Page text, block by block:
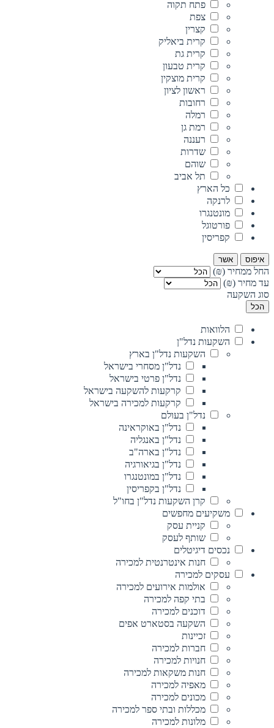
פתח תקוה
צפת
קצרין
קרית ביאליק
קרית גת
קרית טבעון
קרית מוצקין
ראשון לציון
רחובות
רמלה
רמת גן
רעננה
שדרות
שוהם
תל אביב
כל הארץ
לרנקה
מונטנגרו
פורטוגל
קפריסין
איפוס אשר
החל ממחיר (₪)
עד מחיר (₪)
סוג השקעה
הכל
הלוואות
השקעות נדל"ן
השקעות נדל"ן בארץ
נדל"ן מסחרי בישראל
נדל"ן פרטי בישראל
קרקעות להשקעה בישראל
קרקעות למכירה בישראל
נדל"ן בעולם
נדל"ן באוקראינה
נדל"ן באנגליה
נדל"ן בארה"ב
נדל"ן בגיאורגיה
נדל"ן במונטנגרו
נדל"ן בקפריסין
קרן השקעות נדל"ן בחו"ל
משקיעים מחפשים
קניית עסק
שותף לעסק
נכסים דיגיטלים
חנות אינטרנטית למכירה
עסקים למכירה
אולמות אירועים למכירה
בתי קפה למכירה
דוכנים למכירה
השקעה בסטארט אפים
זכיינות
חברות למכירה
חנויות למכירה
חנות משקאות למכירה
מאפיה למכירה
מכונים למכירה
מכללות ובתי ספר למכירה
מלונות למכירה